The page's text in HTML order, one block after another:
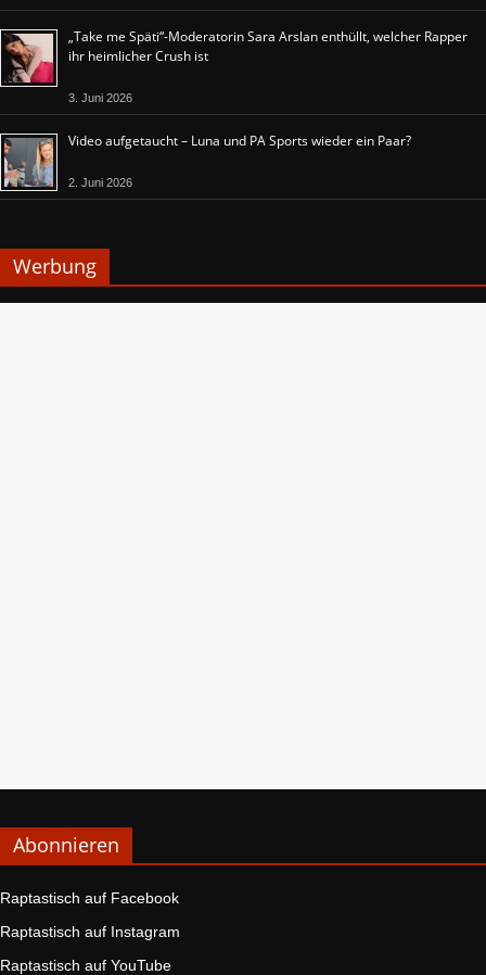
„Take me Späti“-Moderatorin Sara Arslan enthüllt, welcher Rapper
ihr heimlicher Crush ist
3. Juni 2026
Video aufgetaucht – Luna und PA Sports wieder ein Paar?
2. Juni 2026
Werbung
Abonnieren
Raptastisch auf Facebook
Raptastisch auf Instagram
Raptastisch auf YouTube